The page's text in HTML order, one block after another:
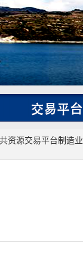
资源交易平台制造